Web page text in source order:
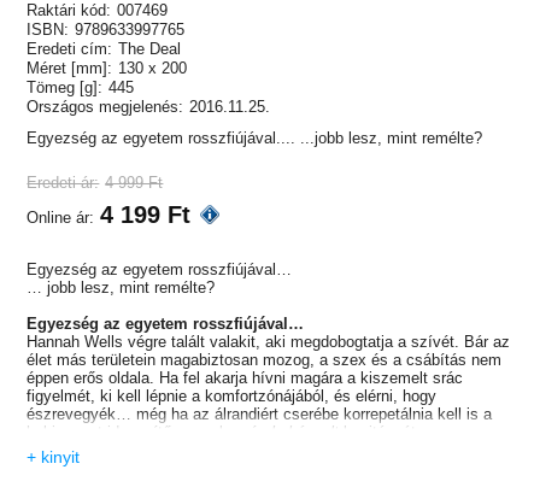
Raktári kód: 007469
ISBN: 9789633997765
Eredeti cím: The Deal
Méret [mm]: 130 x 200
Tömeg [g]: 445
Országos megjelenés: 2016.11.25.
Egyezség az egyetem rosszfiújával.... ...jobb lesz, mint remélte?
Eredeti ár: 4 999 Ft
Online ár: 4 199 Ft
Egyezség az egyetem rosszfiújával…
… jobb lesz, mint remélte?
Egyezség az egyetem rosszfiújával…
Hannah Wells végre talált valakit, aki megdobogtatja a szívét. Bár az
élet más területein magabiztosan mozog, a szex és a csábítás nem
éppen erős oldala. Ha fel akarja hívni magára a kiszemelt srác
figyelmét, ki kell lépnie a komfortzónájából, és elérni, hogy
észrevegyék… még ha az álrandiért cserébe korrepetálnia kell is a
hokicsapat idegesítő, gyerekes és
beképzelt kapitányát.
…jobb lesz, mint remélte?
+ kinyit